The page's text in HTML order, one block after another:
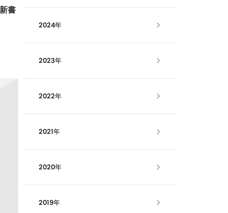
書
2024年
2023年
2022年
2021年
2020年
2019年